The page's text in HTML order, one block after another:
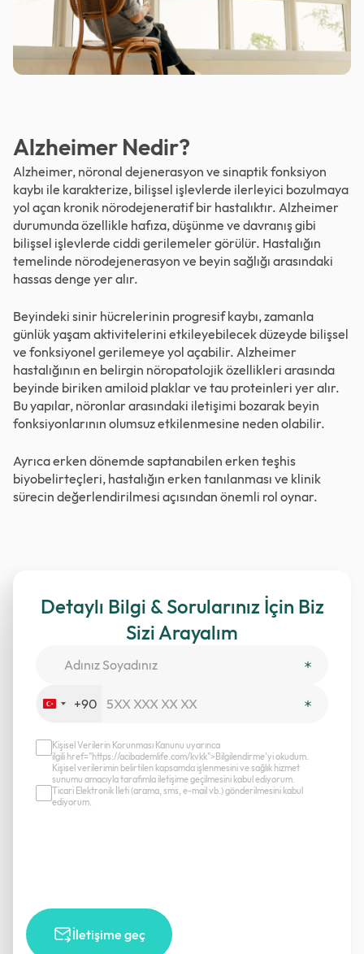
Alzheimer Nedir?
Alzheimer, nöronal dejenerasyon ve sinaptik fonksiyon
kaybı ile karakterize, bilişsel işlevlerde ilerleyici bozulmaya
yol açan kronik nörodejeneratif bir hastalıktır. Alzheimer
durumunda özellikle hafıza, düşünme ve davranış gibi
bilişsel işlevlerde ciddi gerilemeler görülür. Hastalığın
temelinde nörodejenerasyon ve beyin sağlığı arasındaki
hassas denge yer alır.
Beyindeki sinir hücrelerinin progresif kaybı, zamanla
günlük yaşam aktivitelerini etkileyebilecek düzeyde bilişsel
ve fonksiyonel gerilemeye yol açabilir. Alzheimer
hastalığının en belirgin nöropatolojik özellikleri arasında
beyinde biriken amiloid plaklar ve tau proteinleri yer alır.
Bu yapılar, nöronlar arasındaki iletişimi bozarak beyin
fonksiyonlarının olumsuz etkilenmesine neden olabilir.
Ayrıca erken dönemde saptanabilen erken teşhis
biyobelirteçleri, hastalığın erken tanılanması ve klinik
sürecin değerlendirilmesi açısından önemli rol oynar.
Detaylı Bilgi & Sorularınız İçin Biz
Sizi Arayalım
Turkey
+90
İletişime geç
Kişisel Verilerin Korunması Kanunu uyarınca
ilgili href="https://acibademlife.com/kvkk">Bilgilendirme’yi okudum.
Kişisel verilerimin belirtilen kapsamda işlenmesini ve sağlık hizmet
sunumu amacıyla tarafımla iletişime geçilmesini kabul ediyorum.
Ticari Elektronik İleti (arama, sms, e-mail vb.) gönderilmesini kabul
ediyorum.